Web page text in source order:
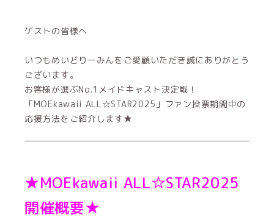
ゲストの皆様へ
いつもめいどりーみんをご愛顧いただき誠にありがとう
ございます。
お客様が選ぶNo.1メイドキャスト決定戦！
「MOEkawaii ALL☆STAR2025」ファン投票期間中の
応援方法をご紹介します★
★MOEkawaii ALL☆STAR2025
開催概要★